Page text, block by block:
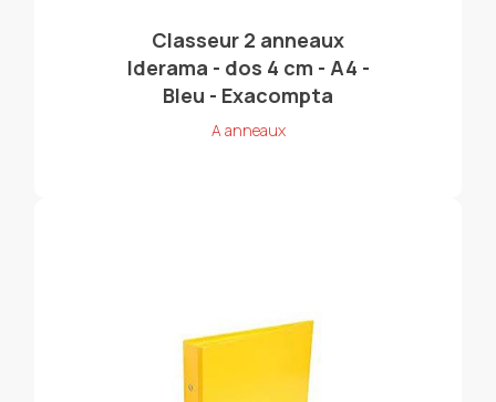
Classeur 2 anneaux
Iderama - dos 4 cm - A4 -
Bleu - Exacompta
A anneaux